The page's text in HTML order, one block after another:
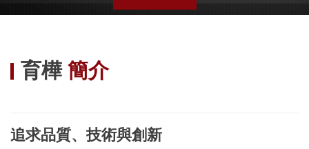
育樺 簡介
追求品質、技術與創新